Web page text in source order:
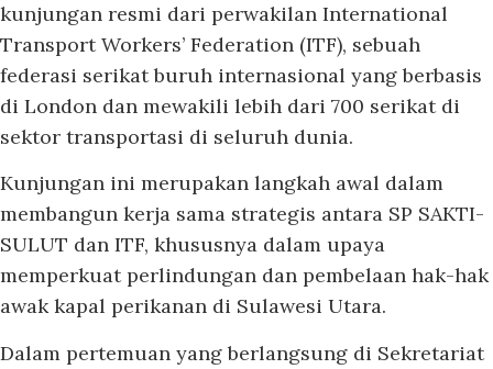
kunjungan resmi dari perwakilan International
Transport Workers’ Federation (ITF), sebuah
federasi serikat buruh internasional yang berbasis
di London dan mewakili lebih dari 700 serikat di
sektor transportasi di seluruh dunia.
Kunjungan ini merupakan langkah awal dalam
membangun kerja sama strategis antara SP SAKTI-
SULUT dan ITF, khususnya dalam upaya
memperkuat perlindungan dan pembelaan hak-hak
awak kapal perikanan di Sulawesi Utara.
Dalam pertemuan yang berlangsung di Sekretariat